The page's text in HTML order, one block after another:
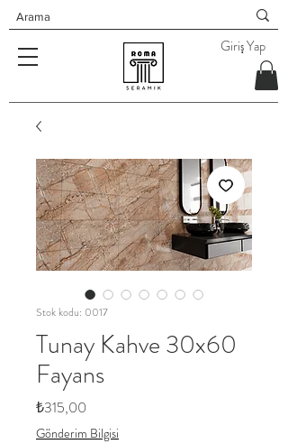
Giriş Yap
Stok kodu: 0017
Tunay Kahve 30x60
Fayans
₺315,00
Gönderim Bilgisi